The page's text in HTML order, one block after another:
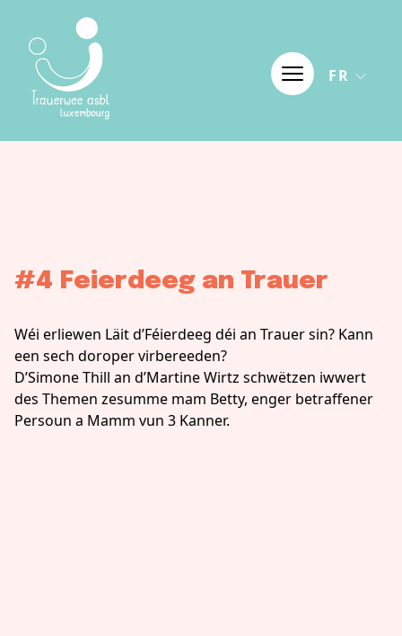
FR
#4 Feierdeeg an Trauer
Wéi erliewen Läit d’Féierdeeg déi an Trauer sin? Kann
een sech doroper virbereeden?
D’Simone Thill an d’Martine Wirtz schwëtzen iwwert
des Themen zesumme mam Betty, enger betraffener
Persoun a Mamm vun 3 Kanner.